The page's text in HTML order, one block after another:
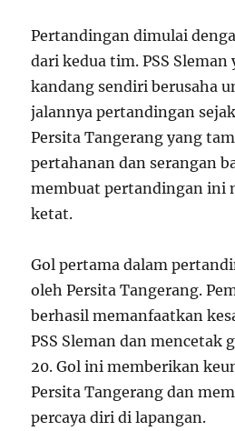
Pertandingan dimulai
dari kedua tim. PSS
kandang sendiri berusaha
jalannya pertandingan
Persita Tangerang yang
pertahanan dan serangan
membuat pertandingan ini
ketat.
Gol pertama dalam
oleh Persita Tangerang.
berhasil memanfaatkan
PSS Sleman dan mencetak
20. Gol ini memberikan
Persita Tangerang dan
percaya diri di lapangan.